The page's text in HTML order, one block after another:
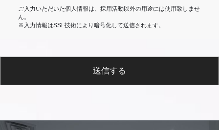
ご入力いただいた個人情報は、採用活動以外の用途には使用致しませ
ん。
※入力情報はSSL技術により暗号化して送信されます。
送信する